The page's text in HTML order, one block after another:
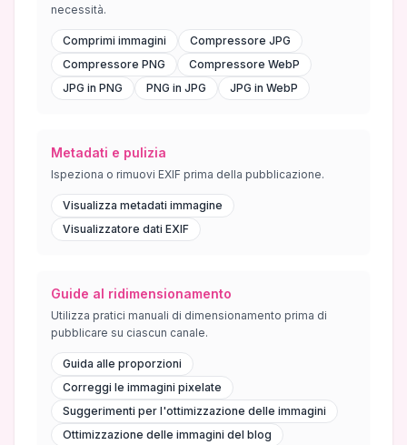
necessità.
Comprimi immagini
Compressore JPG
Compressore PNG
Compressore WebP
JPG in PNG
PNG in JPG JPG in WebP
Metadati e pulizia
Ispeziona o rimuovi EXIF prima della pubblicazione.
Visualizza metadati immagine
Visualizzatore dati EXIF
Guide al ridimensionamento
Utilizza pratici manuali di dimensionamento prima di
pubblicare su ciascun canale.
Guida alle proporzioni
Correggi le immagini pixelate
Suggerimenti per l'ottimizzazione delle immagini
Ottimizzazione delle immagini del blog